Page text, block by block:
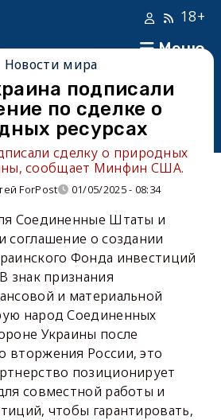
Меню
18+
Новости мира
подписали
по сделке о
ресурсах
сделку о природных
сообщает Минфин США.
ForPost 01/05/2025 - 08:34
Соединенные Штаты и
соглашение о создании
Фонда инвестиций
знак признания
и материальной
народ Соединенных
Украины после
вторжения России, это
позиционирует
совместной работы и
чтобы гарантировать,